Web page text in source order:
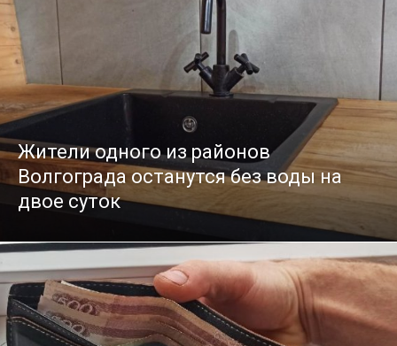
Жители одного из районов
Волгограда останутся без воды на
двое суток